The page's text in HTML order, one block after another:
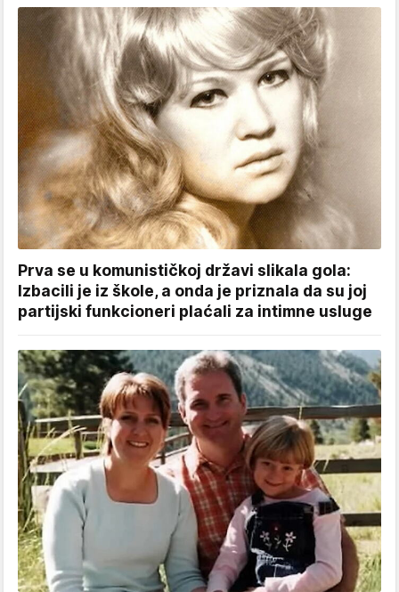
Prva se u komunističkoj državi slikala gola:
Izbacili je iz škole, a onda je priznala da su joj
partijski funkcioneri plaćali za intimne usluge